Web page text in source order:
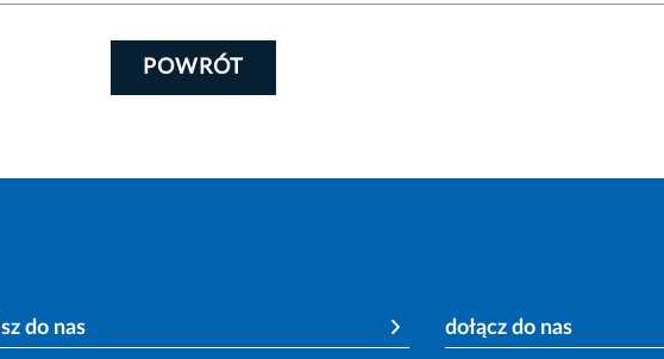
POWRÓT
do nas dołącz do nas